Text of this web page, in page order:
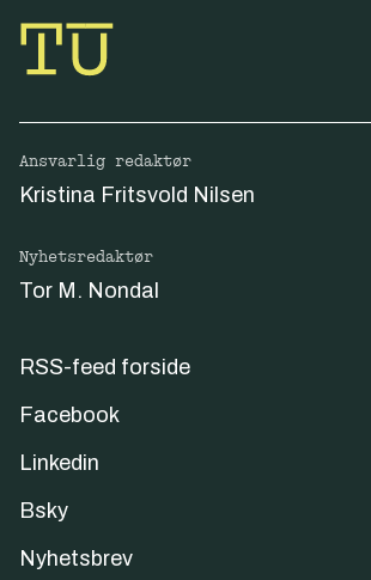
Ansvarlig redaktør
Kristina Fritsvold Nilsen
Nyhetsredaktør
Tor M. Nondal
RSS-feed forside
Facebook
Linkedin
Bsky
Nyhetsbrev